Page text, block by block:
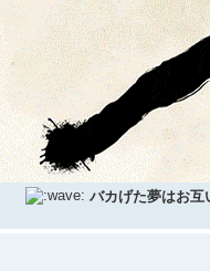
バカげた夢はお互